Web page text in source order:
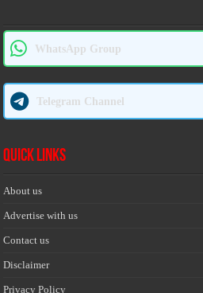
WhatsApp Group
Telegram Channel
Quick Links
About us
Advertise with us
Contact us
Disclaimer
Privacy Policy